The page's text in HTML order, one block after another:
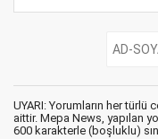
UYARI: Yorumların her
aittir. Mepa News, yapılan
600 karakterle (boşluklu)